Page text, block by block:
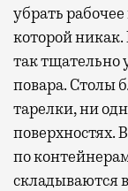
убрать
которой никак.
так тщательно
повара. Столы
тарелки, ни
поверхностях.
по
складываются